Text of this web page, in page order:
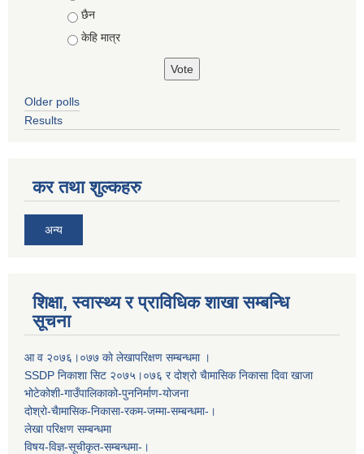
छैन
केहि मात्र
Older polls
Results
कर तथा शुल्कहरु
अन्य
शिक्षा, स्वास्थ्य र प्राविधिक शाखा सम्बन्धि
सूचना
आ व २०७६।०७७ काे लेखापरिक्षण सम्बन्धमा ।
SSDP निकाशा सिट २०७५।०७६ र दोश्रो चैामासिक निकासा दिवा खाजा
भोटेकोशी-गाउँपालिकाको-पुननिर्माण-योजना
दोश्रो-चैामासिक-निकासा-रकम-जम्मा-सम्बन्धमा-।
लेखा परिक्षण सम्बन्धमा
विषय-विज्ञ-सूचीकृत-सम्बन्धमा-।